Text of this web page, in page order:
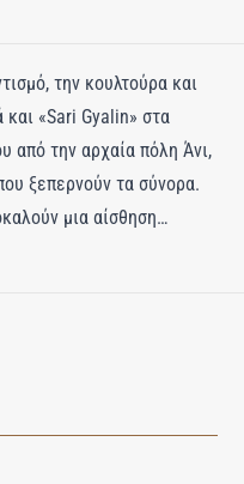
την κουλτούρα και
και «Sari Gyalin» στα
από την αρχαία πόλη Άνι,
ξεπερνούν τα σύνορα.
μια αίσθηση
κάρδαμου,
ξύλο κέδρου, βανίλια,
ομορφιάς από